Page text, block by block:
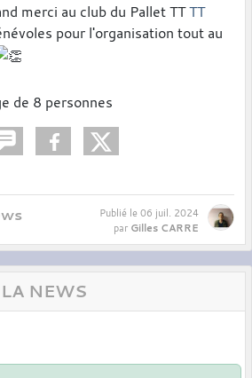
merci au club du Pallet TTTT
pour l'organisation tout au
Publié le 06 juil. 2024
par Gilles CARRE
NEWS